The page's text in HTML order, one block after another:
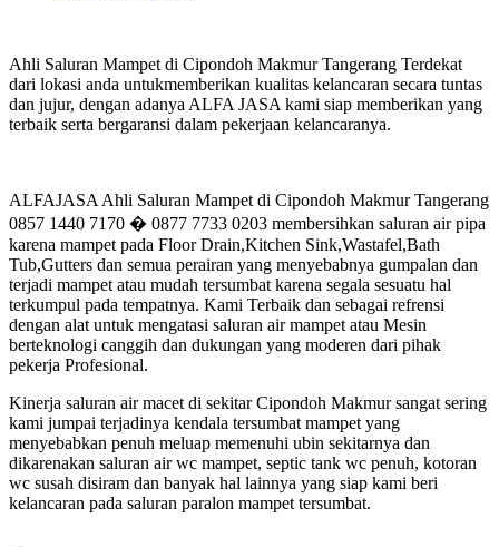
Ahli Saluran Mampet di Cipondoh Makmur Tangerang Terdekat
dari lokasi anda untukmemberikan kualitas kelancaran secara tuntas
dan jujur, dengan adanya ALFA JASA kami siap memberikan yang
terbaik serta bergaransi dalam pekerjaan kelancaranya.
ALFAJASA Ahli Saluran Mampet di Cipondoh Makmur Tangerang
0857 1440 7170 � 0877 7733 0203 membersihkan saluran air pipa
karena mampet pada Floor Drain,Kitchen Sink,Wastafel,Bath
Tub,Gutters dan semua perairan yang menyebabnya gumpalan dan
terjadi mampet atau mudah tersumbat karena segala sesuatu hal
terkumpul pada tempatnya. Kami Terbaik dan sebagai refrensi
dengan alat untuk mengatasi saluran air mampet atau Mesin
berteknologi canggih dan dukungan yang moderen dari pihak
pekerja Profesional.
Kinerja saluran air macet di sekitar Cipondoh Makmur sangat sering
kami jumpai terjadinya kendala tersumbat mampet yang
menyebabkan penuh meluap memenuhi ubin sekitarnya dan
dikarenakan saluran air wc mampet, septic tank wc penuh, kotoran
wc susah disiram dan banyak hal lainnya yang siap kami beri
kelancaran pada saluran paralon mampet tersumbat.